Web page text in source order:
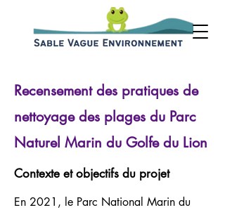
Recensement des pratiques de
nettoyage des plages du Parc
Naturel Marin du Golfe du Lion
Contexte et objectifs du projet
En 2021, le Parc National Marin du